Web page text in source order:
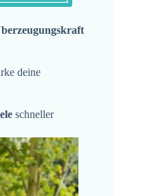
deine
schneller